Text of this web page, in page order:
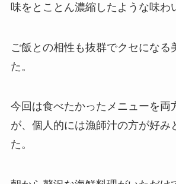
味をとことん濃縮したような味わ
ご飯との相性も抜群でクセになる
た。
今回は食べたかったメニューを両
が、個人的には漁師汁の方が好み
た。